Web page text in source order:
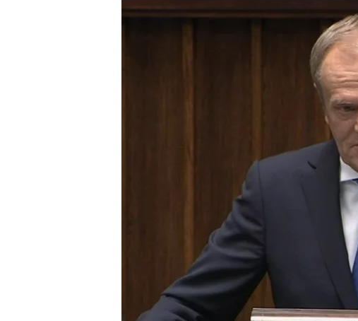
Tajemnica paragonów grozy. Tak restauratorzy manipulują